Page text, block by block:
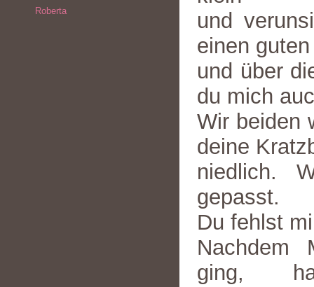
Roberta
und
einen
und über
du mich
Wir beiden
deine
niedlich.
gepasst.
Du fehlst
Nachdem
ging,